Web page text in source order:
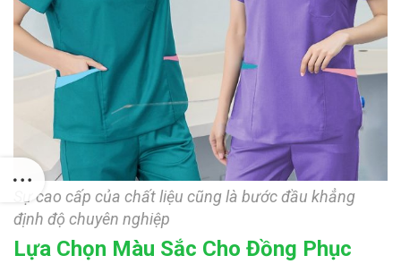
Sự cao cấp của chất liệu cũng là bước đầu khẳng
định độ chuyên nghiệp
Lựa Chọn Màu Sắc Cho Đồng Phục